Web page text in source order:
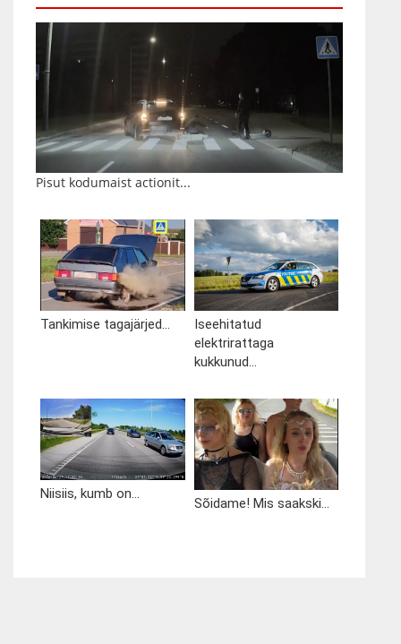
Pisut kodumaist actionit...
Tankimise tagajärjed...
Iseehitatud
elektrirattaga
kukkunud...
Niisiis, kumb on...
Sõidame! Mis saakski...